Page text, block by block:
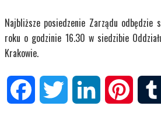
Najbliższe posiedzenie Zarządu
roku o godzinie 16.30 w siedzibie
Krakowie.
Facebook Twitter LinkedIn Pinterest